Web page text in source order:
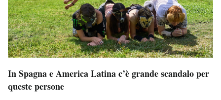
In Spagna e America Latina c’è grande scandalo per
queste persone